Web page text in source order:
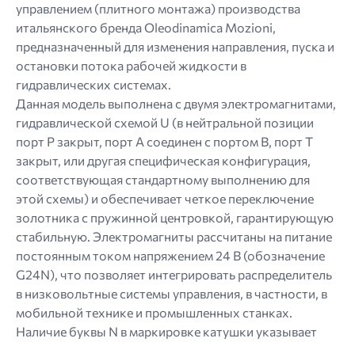
управлением (плитного монтажа) производства
итальянского бренда Oleodinamica Mozioni,
предназначенный для изменения направления, пуска и
остановки потока рабочей жидкости в
гидравлических системах.
Данная модель выполнена с двумя электромагнитами,
гидравлической схемой U (в нейтральной позиции
порт P закрыт, порт A соединен с портом B, порт T
закрыт, или другая специфическая конфигурация,
соответствующая стандартному выполнению для
этой схемы) и обеспечивает четкое переключение
золотника с пружинной центровкой, гарантирующую
стабильную. Электромагниты рассчитаны на питание
постоянным током напряжением 24 В (обозначение
G24N), что позволяет интегрировать распределитель
в низковольтные системы управления, в частности, в
мобильной технике и промышленных станках.
Наличие буквы N в маркировке катушки указывает